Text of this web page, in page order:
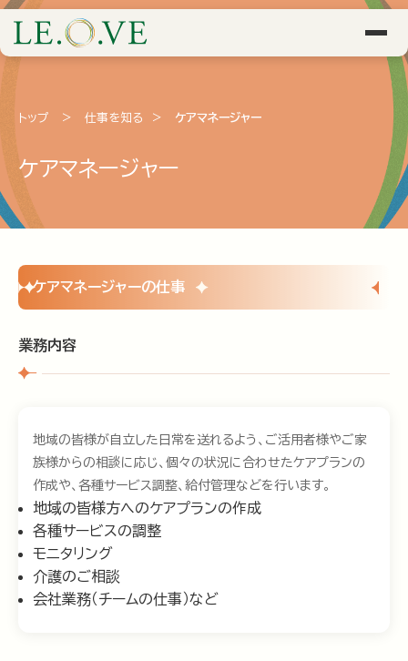
トップ > 仕事を知る > ケアマネージャー
ケアマネージャー
ケアマネージャーの仕事
業務内容
地域の皆様が自立した日常を送れるよう、ご活用者様やご家
族様からの相談に応じ、個々の状況に合わせたケアプランの
作成や、各種サービス調整、給付管理などを行います。
地域の皆様方へのケアプランの作成
各種サービスの調整
モニタリング
介護のご相談
会社業務（チームの仕事）など